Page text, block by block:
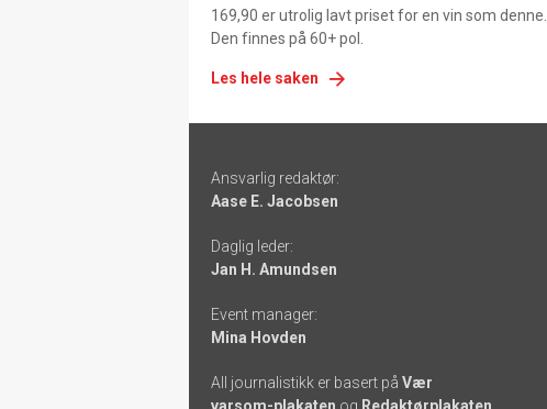
169,90 er utrolig lavt priset for en vin som denne.
Den finnes på 60+ pol.
Les hele saken
-
links
Ansvarlig redaktør:
Aase E. Jacobsen
Daglig leder:
Jan H. Amundsen
Event manager:
Mina Hovden
All journalistikk er basert på Vær